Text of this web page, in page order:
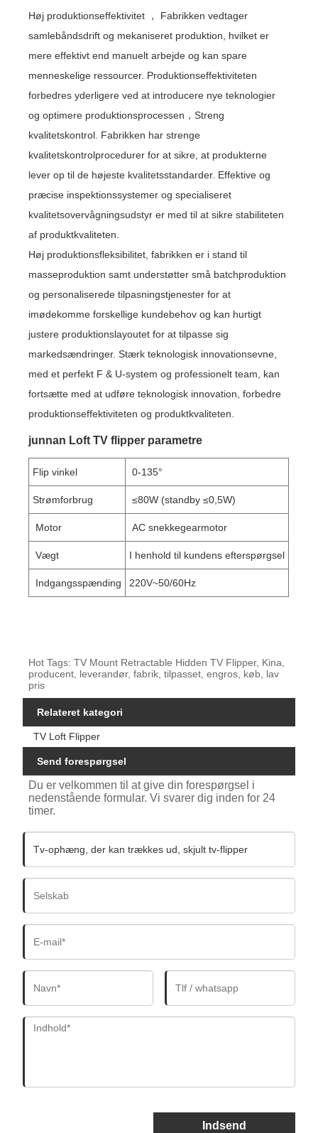
Høj produktionseffektivitet ， Fabrikken vedtager
samlebåndsdrift og mekaniseret produktion, hvilket er
mere effektivt end manuelt arbejde og kan spare
menneskelige ressourcer. Produktionseffektiviteten
forbedres yderligere ved at introducere nye teknologier
og optimere produktionsprocessen，Streng
kvalitetskontrol. Fabrikken har strenge
kvalitetskontrolprocedurer for at sikre, at produkterne
lever op til de højeste kvalitetsstandarder. Effektive og
præcise inspektionssystemer og specialiseret
kvalitetsovervågningsudstyr er med til at sikre stabiliteten
af ​​produktkvaliteten.
Høj produktionsfleksibilitet, fabrikken er i stand til
masseproduktion samt understøtter små batchproduktion
og personaliserede tilpasningstjenester for at
imødekomme forskellige kundebehov og kan hurtigt
justere produktionslayoutet for at tilpasse sig
markedsændringer. Stærk teknologisk innovationsevne,
med et perfekt F & U-system og professionelt team, kan
fortsætte med at udføre teknologisk innovation, forbedre
produktionseffektiviteten og produktkvaliteten.
junnan Loft TV flipper parametre
Flip vinkel 0-135°
Strømforbrug ≤80W (standby ≤0,5W)
Motor AC snekkegearmotor
Vægt I henhold til kundens efterspørgsel
Indgangsspænding 220V~50/60Hz
Hot Tags: TV Mount Retractable Hidden TV Flipper, Kina,
producent, leverandør, fabrik, tilpasset, engros, køb, lav
pris
Relateret kategori
TV Loft Flipper
Send forespørgsel
Du er velkommen til at give din forespørgsel i
nedenstående formular. Vi svarer dig inden for 24
timer.
Indsend